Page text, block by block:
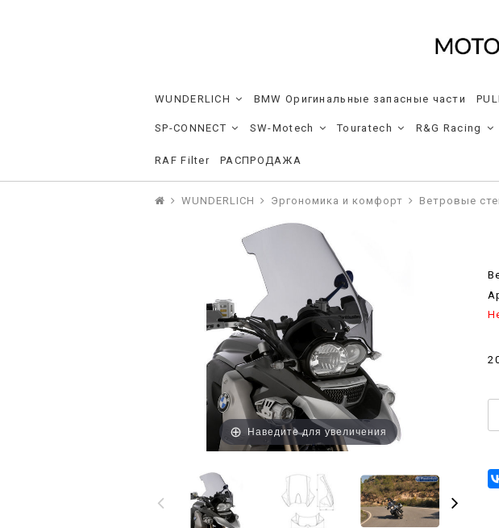
WUNDERLICH BMW Оригинальные запасные части
SP-CONNECT SW-Motech Touratech R&G Racing
RAF Filter РАСПРОДАЖА
WUNDERLICH Эргономика и комфорт Ветровые
Наведите для увеличения